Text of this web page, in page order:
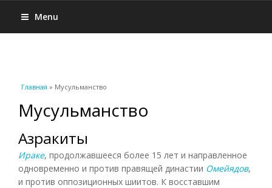
Menu
Вы здесь
Главная » Мусульманство
Мусульманство
Азракиты
Ираке, продолжавшееся более 15 лет и направленное
одновременно и против правящей династии Омейядов,
и против оппозиционных шиитов. К восставшим